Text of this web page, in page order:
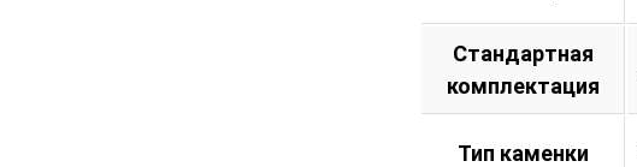
Стандартная
комплектация
Тип каменки